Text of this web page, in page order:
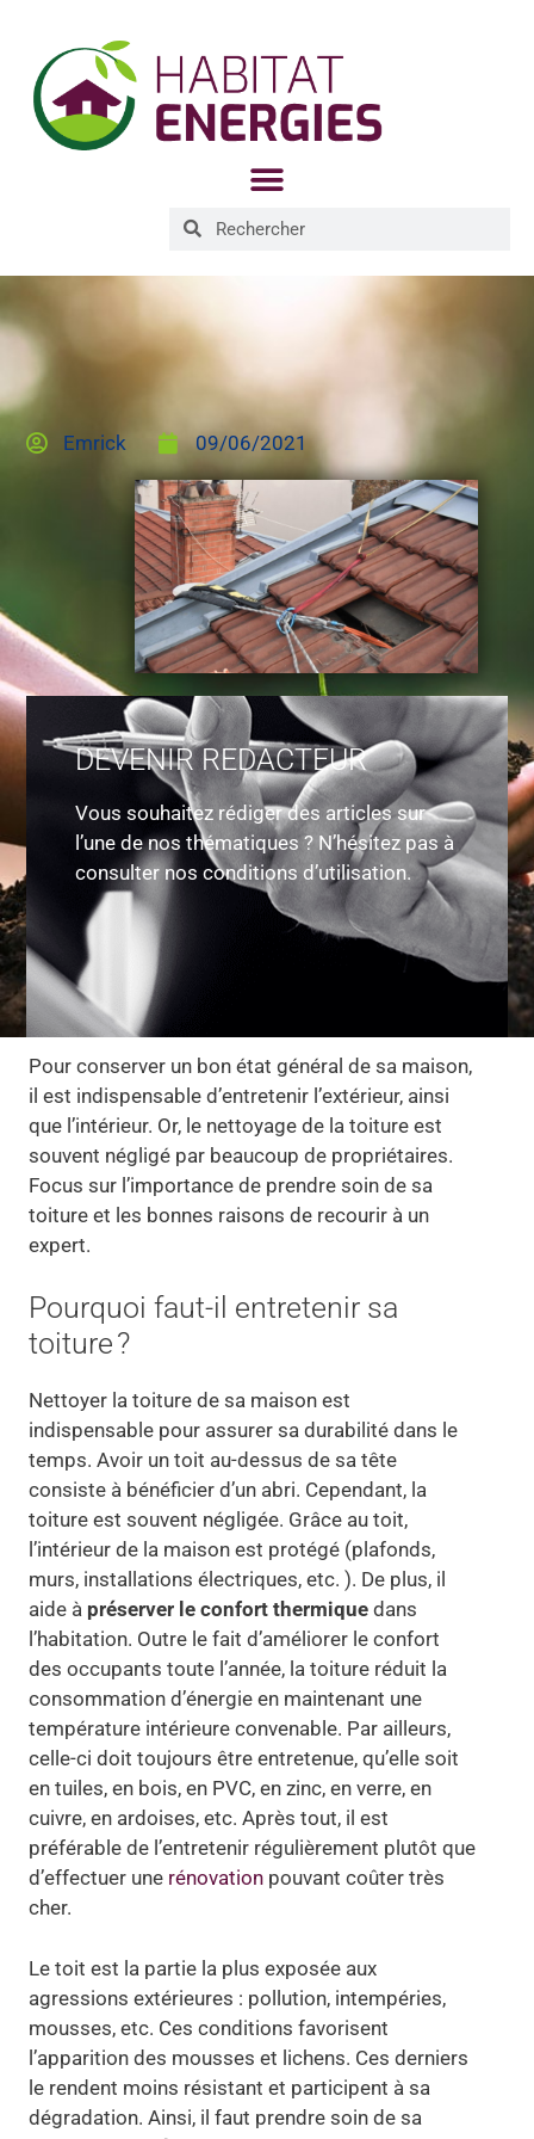
Emrick 09/06/2021
DEVENIR REDACTEUR
Vous souhaitez rédiger des articles sur
l’une de nos thématiques ? N’hésitez pas à
consulter nos conditions d’utilisation.
Pour conserver un bon état général de sa maison,
il est indispensable d’entretenir l’extérieur, ainsi
que l’intérieur. Or, le nettoyage de la toiture est
souvent négligé par beaucoup de propriétaires.
Focus sur l’importance de prendre soin de sa
toiture et les bonnes raisons de recourir à un
expert.
Pourquoi faut-il entretenir sa
toiture ?
Nettoyer la toiture de sa maison est
indispensable pour assurer sa durabilité dans le
temps. Avoir un toit au-dessus de sa tête
consiste à bénéficier d’un abri. Cependant, la
toiture est souvent négligée. Grâce au toit,
l’intérieur de la maison est protégé (plafonds,
murs, installations électriques, etc. ). De plus, il
aide à préserver le confort thermiquedans
l’habitation. Outre le fait d’améliorer le confort
des occupants toute l’année, la toiture réduit la
consommation d’énergie en maintenant une
température intérieure convenable. Par ailleurs,
celle-ci doit toujours être entretenue, qu’elle soit
en tuiles, en bois, en PVC, en zinc, en verre, en
cuivre, en ardoises, etc. Après tout, il est
préférable de l’entretenir régulièrement plutôt que
d’effectuer une rénovation pouvant coûter très
cher.
Le toit est la partie la plus exposée aux
agressions extérieures : pollution, intempéries,
mousses, etc. Ces conditions favorisent
l’apparition des mousses et lichens. Ces derniers
le rendent moins résistant et participent à sa
dégradation. Ainsi, il faut prendre soin de sa